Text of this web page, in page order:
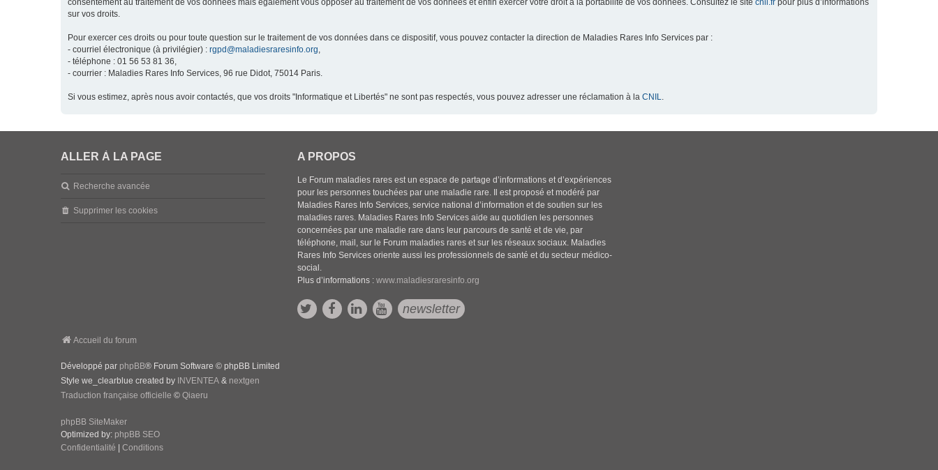
consentement au traitement de vos données mais également vous opposer au traitement de vos données et enfin exercer votre droit à la portabilité de vos données. Consultez le site cnil.fr pour plus d’informations
sur vos droits.
Pour exercer ces droits ou pour toute question sur le traitement de vos données dans ce dispositif, vous pouvez contacter la direction de Maladies Rares Info Services par :
- courriel électronique (à privilégier) : rgpd@maladiesraresinfo.org,
- téléphone : 01 56 53 81 36,
- courrier : Maladies Rares Info Services, 96 rue Didot, 75014 Paris.
Si vous estimez, après nous avoir contactés, que vos droits "Informatique et Libertés" ne sont pas respectés, vous pouvez adresser une réclamation à la CNIL.
ALLER À LA PAGE
Recherche avancée
Supprimer les cookies
A PROPOS
Le Forum maladies rares est un espace de partage d’informations et d’expériences
pour les personnes touchées par une maladie rare. Il est proposé et modéré par
Maladies Rares Info Services, service national d’information et de soutien sur les
maladies rares. Maladies Rares Info Services aide au quotidien les personnes
concernées par une maladie rare dans leur parcours de santé et de vie, par
téléphone, mail, sur le Forum maladies rares et sur les réseaux sociaux. Maladies
Rares Info Services oriente aussi les professionnels de santé et du secteur médico-
social.
Plus d’informations :www.maladiesraresinfo.org
newsletter
Accueil du forum
Développé par phpBB® Forum Software © phpBB Limited
Style we_clearblue created by INVENTEA & nextgen
Traduction française officielle © Qiaeru
phpBB SiteMaker
Optimized by: phpBB SEO
Confidentialité
Conditions